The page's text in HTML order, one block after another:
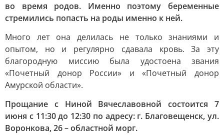
во время родов. Именно поэтому беременные
стремились попасть на роды именно к ней.
Много лет она делилась не только знаниями и
опытом, но и регулярно сдавала кровь. За эту
благородную миссию была удостоена звания
«Почетный донор России» и «Почетный донор
Амурской области».
Прощание с Ниной Вячеславовной состоится 7
июня с 11:30 до 12:30 по адресу: г. Благовещенск, ул.
Воронкова, 26 – областной морг.